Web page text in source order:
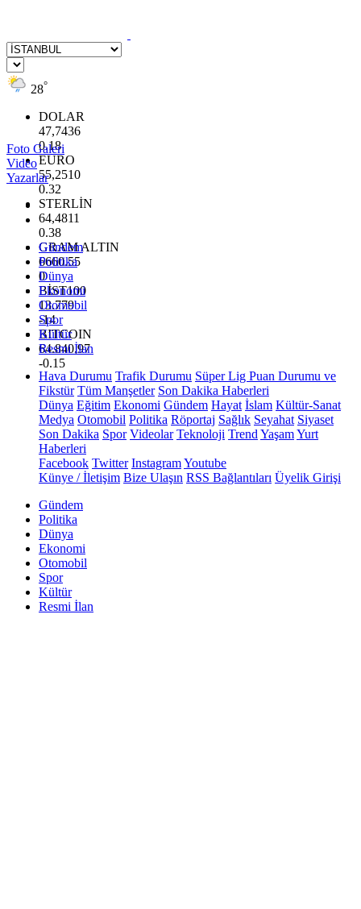
28°
DOLAR
47,7436
0.18
EURO
55,2510
0.32
STERLİN
64,4811
0.38
GRAM ALTIN
6660.55
0
BİST100
13.779
-14
BITCOIN
64.840,97
-0.15
Foto Galeri
Video
Yazarlar
Gündem
Politika
Dünya
Ekonomi
Otomobil
Spor
Kültür
Resmi İlan
Hava Durumu Trafik Durumu Süper Lig Puan Durumu ve
Fikstür Tüm Manşetler Son Dakika Haberleri
Dünya Eğitim Ekonomi Gündem Hayat İslam Kültür-Sanat
Medya Otomobil Politika Röportaj Sağlık Seyahat Siyaset
Son Dakika Spor Videolar Teknoloji Trend YaşamYurt
Haberleri
Facebook Twitter InstagramYoutube
Künye / İletişim Bize Ulaşın RSS Bağlantıları Üyelik Girişi
Gündem
Politika
Dünya
Ekonomi
Otomobil
Spor
Kültür
Resmi İlan